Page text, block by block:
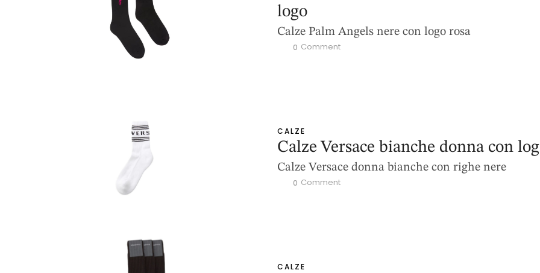
logo
Calze Palm Angels nere con logo rosa
0 Comment
CALZE
Calze Versace bianche donna con
Calze Versace donna bianche con righe nere
0 Comment
CALZE